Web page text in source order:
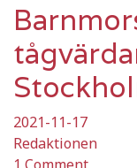
2021-11-17
Redaktionen